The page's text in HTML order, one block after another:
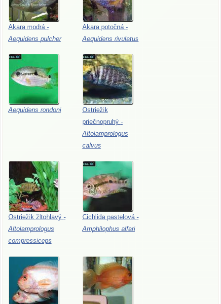
Akara modrá -
Aequidens pulcher
Akara potočná -
Aequidens rivulatus
Aequidens rondoni
Ostriežik
priečnopruhý -
Altolamprologus
calvus
Ostriežik žltohlavý -
Altolamprologus
compressiceps
Cichlida pastelová -
Amphilophus alfari